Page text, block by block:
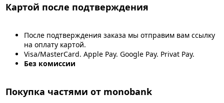
Картой после подтверждения
После подтверждения заказа мы отправим вам ссылку
на оплату картой.
Visa/MasterCard. Apple Pay. Google Pay. Privat Pay.
Без комиссии
Покупка частями от monobank